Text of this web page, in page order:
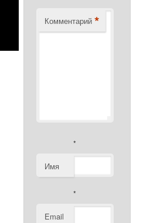
Комментарий *
Имя
*
Email
*